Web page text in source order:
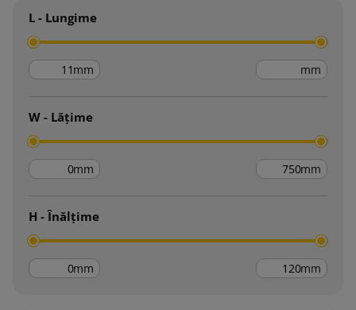
L - Lungime
mm mm
W - Lățime
mm mm
H - Înălțime
mm mm